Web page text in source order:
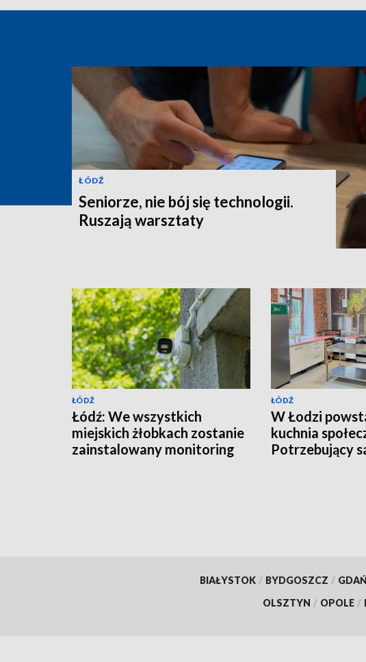
ŁÓDŹ
Seniorze, nie bój się technologii.
Ruszają warsztaty
ŁÓDŹ
Łódź: We wszystkich
miejskich żłobkach zostanie
zainstalowany monitoring
ŁÓDŹ
W Łodzi
kuchnia
Potrzebujący
BIAŁYSTOK / BYDGOSZCZ /
OLSZTYN / OPOLE /